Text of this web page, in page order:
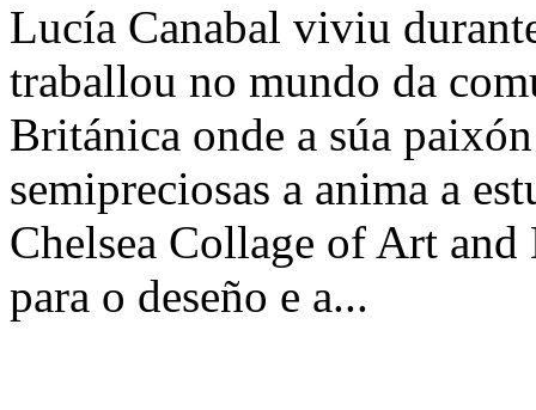
Lucía Canabal viviu
traballou no mundo da
Británica onde a súa
semipreciosas a anima a
Chelsea Collage of Art and
para o deseño e a...